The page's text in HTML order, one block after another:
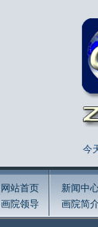
今
网站首页
画院领导
新闻中
画院简